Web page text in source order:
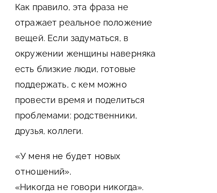
Как правило, эта фраза не
отражает реальное положение
вещей. Если задуматься, в
окружении женщины наверняка
есть близкие люди, готовые
поддержать, с кем можно
провести время и поделиться
проблемами: родственники,
друзья, коллеги.
«У меня не будет новых
отношений».
«Никогда не говори никогда».